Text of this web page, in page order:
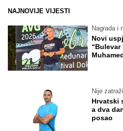
NAJNOVIJE VIJESTI
Nagrada i
Novi
“Bulevar
Nije
Hrvatski
a dva
posao